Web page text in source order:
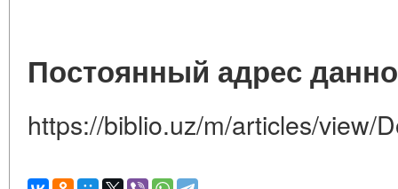
Постоянный адрес
https://biblio.uz/m/articles/view/